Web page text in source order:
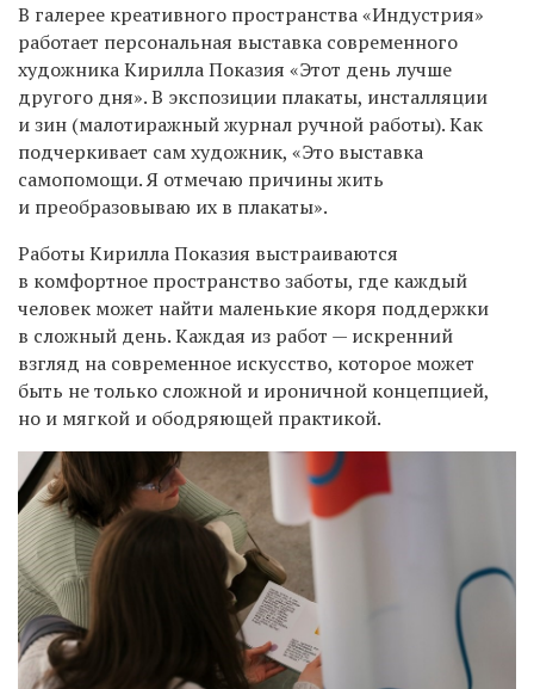
В галерее креативного пространства «Индустрия»
работает персональная выставка современного
художника Кирилла Показия «Этот день лучше
другого дня». В экспозиции плакаты, инсталляции
и зин (малотиражный журнал ручной работы). Как
подчеркивает сам художник, «Это выставка
самопомощи. Я отмечаю причины жить
и преобразовываю их в плакаты».
Работы Кирилла Показия выстраиваются
в комфортное пространство заботы, где каждый
человек может найти маленькие якоря поддержки
в сложный день. Каждая из работ — искренний
взгляд на современное искусство, которое может
быть не только сложной и ироничной концепцией,
но и мягкой и ободряющей практикой.